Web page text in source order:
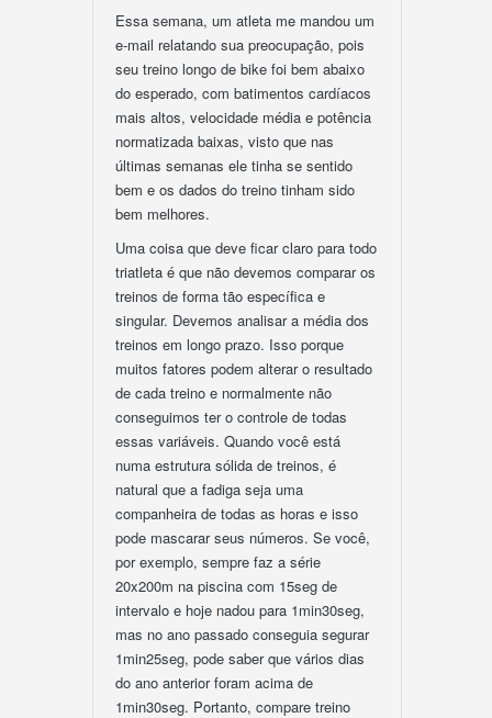
Essa semana, um atleta me mandou um
e-mail relatando sua preocupação, pois
seu treino longo de bike foi bem abaixo
do esperado, com batimentos cardíacos
mais altos, velocidade média e potência
normatizada baixas, visto que nas
últimas semanas ele tinha se sentido
bem e os dados do treino tinham sido
bem melhores.
Uma coisa que deve ficar claro para todo
triatleta é que não devemos comparar os
treinos de forma tão específica e
singular. Devemos analisar a média dos
treinos em longo prazo. Isso porque
muitos fatores podem alterar o resultado
de cada treino e normalmente não
conseguimos ter o controle de todas
essas variáveis. Quando você está
numa estrutura sólida de treinos, é
natural que a fadiga seja uma
companheira de todas as horas e isso
pode mascarar seus números. Se você,
por exemplo, sempre faz a série
20x200m na piscina com 15seg de
intervalo e hoje nadou para 1min30seg,
mas no ano passado conseguia segurar
1min25seg, pode saber que vários dias
do ano anterior foram acima de
1min30seg. Portanto, compare treino